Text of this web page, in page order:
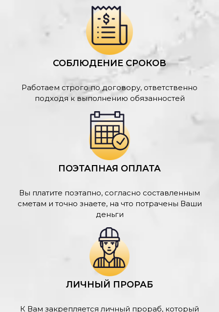
СОБЛЮДЕНИЕ СРОКОВ
Работаем строго по договору, ответственно
подходя к выполнению обязанностей
ПОЭТАПНАЯ ОПЛАТА
Вы платите поэтапно, согласно составленным
сметам и точно знаете, на что потрачены Ваши
деньги
ЛИЧНЫЙ ПРОРАБ
К Вам закрепляется личный прораб, который